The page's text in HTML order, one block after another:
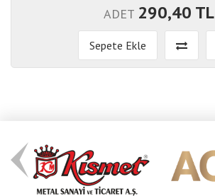
ADET 290,40 TL
Sepete Ekle